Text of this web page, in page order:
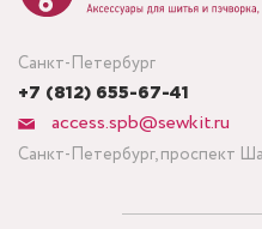
Санкт-Петербург
+7 (812) 655-67-41
access.spb@sewkit.ru
Санкт-Петербург, проспект